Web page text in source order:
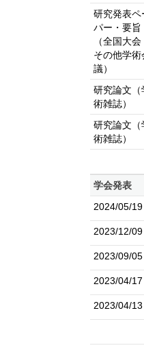
研究発表ペ
パー・要旨
（全国大会
その他学術
議）
研究論文（
術雑誌）
研究論文（
術雑誌）
学会発表
2024/05/19
2023/12/09
2023/09/05
2023/04/17
2023/04/13